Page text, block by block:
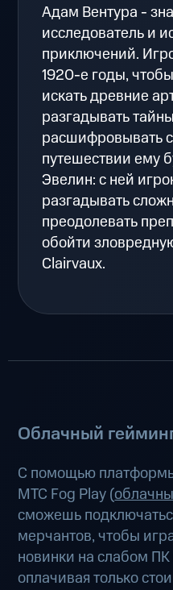
Адам Вентура -
исследователь и
приключений.
1920-е годы,
искать древние
разгадывать
расшифровывать
путешествии ему
Эвелин: с ней
разгадывать
преодолевать
обойти
Clairvaux.
Облачный
С помощью
МТС Fog Play (
сможешь
мерчантов, чтобы
новинки на слабом
оплачивая только